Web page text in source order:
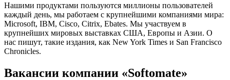
Нашими продуктами пользуются миллионы пользователей
каждый день, мы работаем с крупнейшими компаниями мира:
Microsoft, IBM, Cisco, Citrix, Ebates. Мы участвуем в
крупнейших мировых выставках США, Европы и Азии. О
нас пишут, такие издания, как New York Times и San Francisco
Chronicles.
Вакансии компании «Softomate»